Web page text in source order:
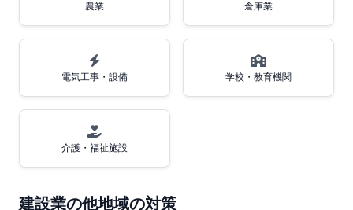
農業 倉庫業
電気工事・設備 学校・教育機関
介護・福祉施設
建設業の他地域の対策